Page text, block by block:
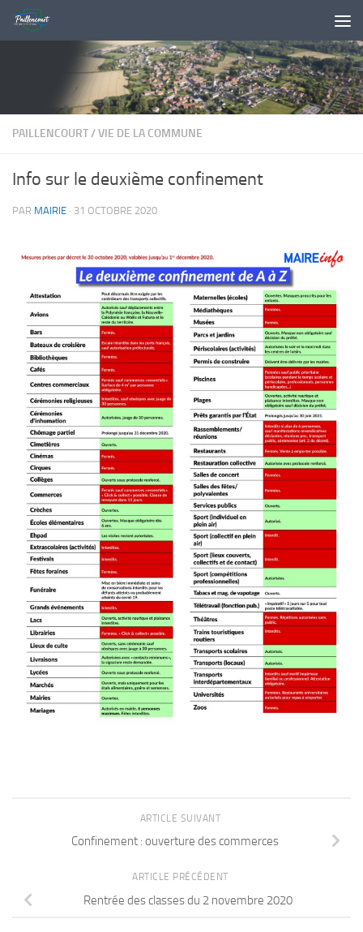
Skip to content
PAILLENCOURT/VIE DE LA COMMUNE
Info sur le deuxième confinement
PAR MAIRIE · 31 OCTOBRE 2020
ARTICLE SUIVANT
Confinement : ouverture des commerces
ARTICLE PRÉCÉDENT
Rentrée des classes du 2 novembre 2020